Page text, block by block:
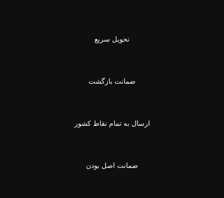
تحویل سریع
ضمانت بازگشت
ارسال به تمام نقاط کشور
ضمانت اصل بودن